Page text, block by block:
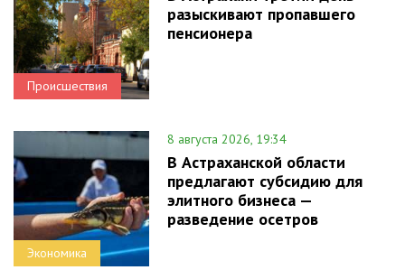
Происшествия
разыскивают пропавшего
пенсионера
Экономика
8 августа 2026, 19:34
В Астраханской области
предлагают субсидию для
элитного бизнеса —
разведение осетров